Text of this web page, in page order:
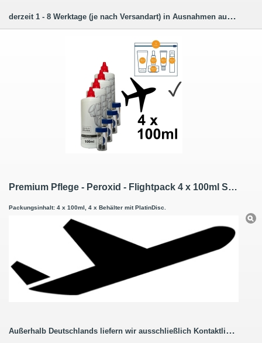
derzeit 1 - 8 Werktage (je nach Versandart) in Ausnahmen auch länger.
Premium Pflege - Peroxid - Flightpack 4 x 100ml Sparpack
Packungsinhalt: 4 x 100ml, 4 x Behälter mit PlatinDisc.
Außerhalb Deutschlands liefern wir ausschließlich Kontaktlinsenbestellungen ohne Pflegemittel.